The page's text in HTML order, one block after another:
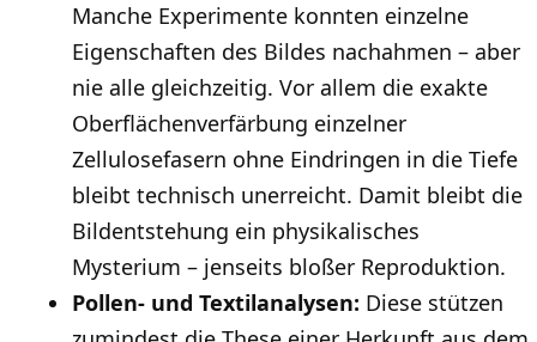
Manche Experimente konnten einzelne
Eigenschaften des Bildes nachahmen – aber
nie alle gleichzeitig. Vor allem die exakte
Oberflächenverfärbung einzelner
Zellulosefasern ohne Eindringen in die Tiefe
bleibt technisch unerreicht. Damit bleibt die
Bildentstehung ein physikalisches
Mysterium – jenseits bloßer Reproduktion.
Pollen- und Textilanalysen: Diese stützen